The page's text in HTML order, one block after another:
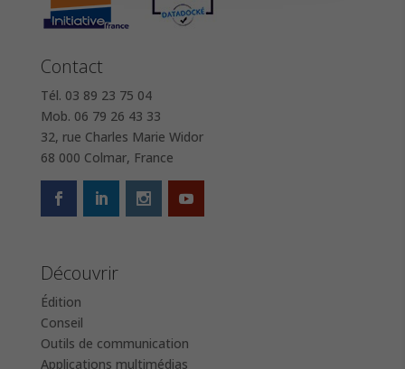
Contact
Tél. 03 89 23 75 04
Mob. 06 79 26 43 33
32, rue Charles Marie Widor
68 000 Colmar, France
Découvrir
Édition
Conseil
Outils de communication
Applications multimédias